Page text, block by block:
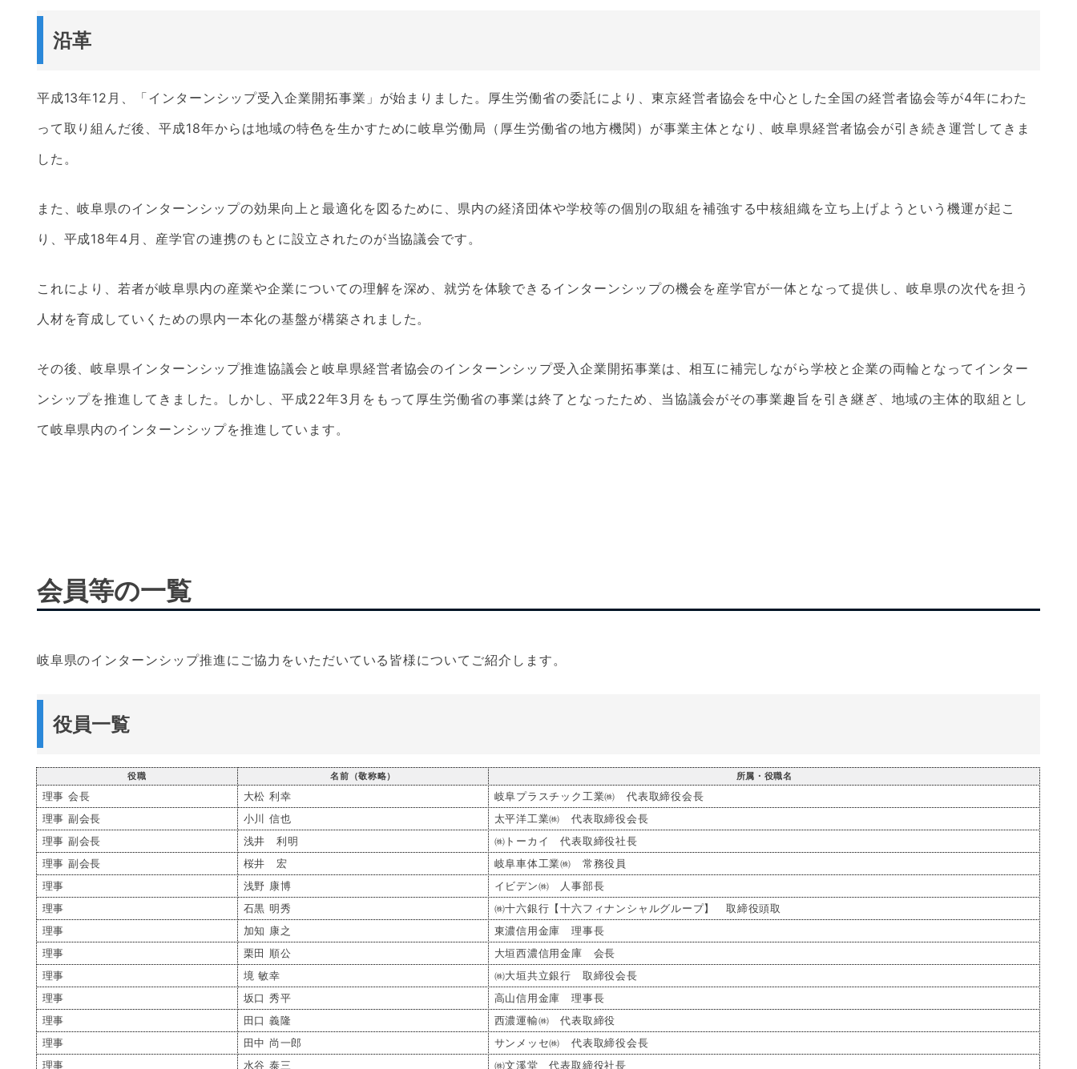
沿革
平成13年12月、「インターンシップ受入企業開拓事業」が始まりました。厚生労働省の委託により、東京経営者協会を中心とした全国の経営者協会等が4年にわた
って取り組んだ後、平成18年からは地域の特色を生かすために岐阜労働局（厚生労働省の地方機関）が事業主体となり、岐阜県経営者協会が引き続き運営してきま
した。
また、岐阜県のインターンシップの効果向上と最適化を図るために、県内の経済団体や学校等の個別の取組を補強する中核組織を立ち上げようという機運が起こ
り、平成18年4月、産学官の連携のもとに設立されたのが当協議会です。
これにより、若者が岐阜県内の産業や企業についての理解を深め、就労を体験できるインターンシップの機会を産学官が一体となって提供し、岐阜県の次代を担う
人材を育成していくための県内一本化の基盤が構築されました。
その後、岐阜県インターンシップ推進協議会と岐阜県経営者協会のインターンシップ受入企業開拓事業は、相互に補完しながら学校と企業の両輪となってインター
ンシップを推進してきました。しかし、平成22年3月をもって厚生労働省の事業は終了となったため、当協議会がその事業趣旨を引き継ぎ、地域の主体的取組とし
て岐阜県内のインターンシップを推進しています。
会員等の一覧
岐阜県のインターンシップ推進にご協力をいただいている皆様についてご紹介します。
役員一覧
役職 名前（敬称略） 所属・役職名
理事 会長 大松 利幸
岐阜プラスチック工業㈱ 代表取締役会長
理事 副会長
小川 信也
太平洋工業㈱ 代表取締役会長
理事 副会長
浅井 利明
㈱トーカイ 代表取締役社長
理事 副会長
桜井 宏
岐阜車体工業㈱ 常務役員
理事
浅野 康博
イビデン㈱ 人事部長
理事
石黒 明秀
㈱十六銀行【十六フィナンシャルグループ】 取締役頭取
理事
加知 康之
東濃信用金庫 理事長
理事
栗田 順公
大垣西濃信用金庫 会長
理事
境 敏幸
㈱大垣共立銀行 取締役会長
理事
坂口 秀平
高山信用金庫 理事長
理事
田口 義隆
西濃運輸㈱ 代表取締役
理事
田中 尚一郎
サンメッセ㈱ 代表取締役会長
理事
水谷 泰三
㈱文溪堂 代表取締役社長